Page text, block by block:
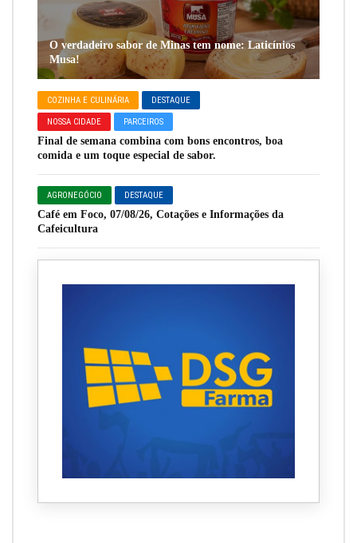
O verdadeiro sabor de Minas tem nome: Laticínios
Musa!
COZINHA E CULINÁRIA DESTAQUE
NOSSA CIDADE PARCEIROS
Final de semana combina com bons encontros, boa
comida e um toque especial de sabor.
AGRONEGÓCIO DESTAQUE
Café em Foco, 07/08/26, Cotações e Informações da
Cafeicultura